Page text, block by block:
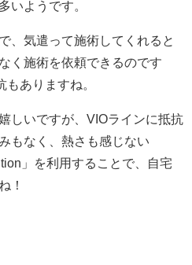
いようです。
、気遣って施術してくれると
く施術を依頼できるのです
ありますね。
しいですが、VIOラインに抵抗
もなく、熱さも感じない
」を利用することで、自宅
！